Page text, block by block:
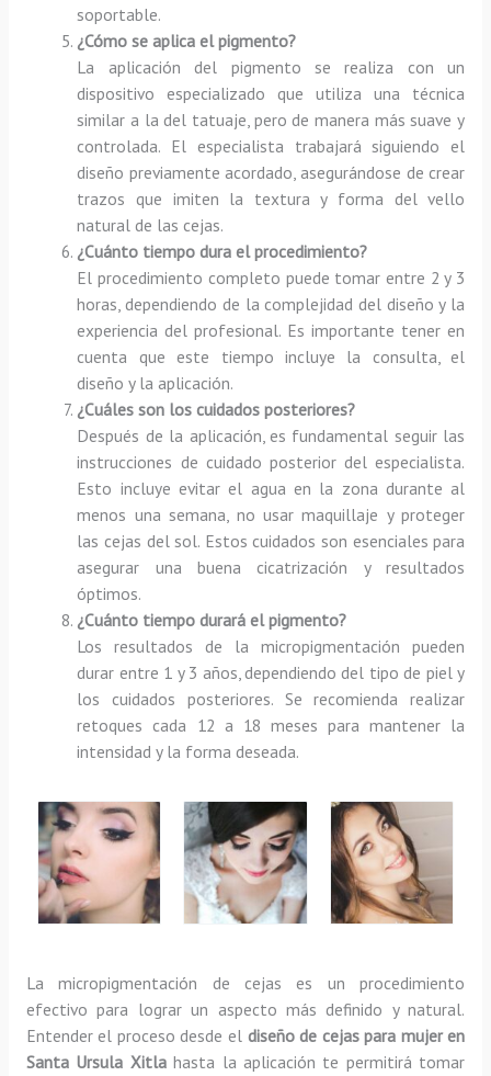
soportable.
¿Cómo se aplica el pigmento?
La aplicación del pigmento se realiza con un
dispositivo especializado que utiliza una técnica
similar a la del tatuaje, pero de manera más suave y
controlada. El especialista trabajará siguiendo el
diseño previamente acordado, asegurándose de crear
trazos que imiten la textura y forma del vello
natural de las cejas.
¿Cuánto tiempo dura el procedimiento?
El procedimiento completo puede tomar entre 2 y 3
horas, dependiendo de la complejidad del diseño y la
experiencia del profesional. Es importante tener en
cuenta que este tiempo incluye la consulta, el
diseño y la aplicación.
¿Cuáles son los cuidados posteriores?
Después de la aplicación, es fundamental seguir las
instrucciones de cuidado posterior del especialista.
Esto incluye evitar el agua en la zona durante al
menos una semana, no usar maquillaje y proteger
las cejas del sol. Estos cuidados son esenciales para
asegurar una buena cicatrización y resultados
óptimos.
¿Cuánto tiempo durará el pigmento?
Los resultados de la micropigmentación pueden
durar entre 1 y 3 años, dependiendo del tipo de piel y
los cuidados posteriores. Se recomienda realizar
retoques cada 12 a 18 meses para mantener la
intensidad y la forma deseada.
La micropigmentación de cejas es un procedimiento
efectivo para lograr un aspecto más definido y natural.
Entender el proceso desde el diseño de cejas para mujer en
Santa Ursula Xitlahasta la aplicación te permitirá tomar